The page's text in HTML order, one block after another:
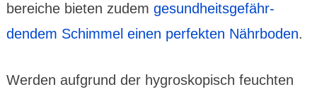
bereiche bieten zudem gesund­heits­gefähr­
dendem Schimmel einen perfek­ten Nähr­boden.
Werden aufgrund der hygros­kopisch feuchten